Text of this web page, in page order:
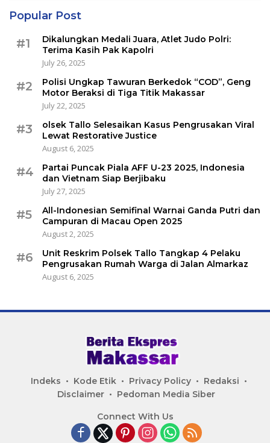
Popular Post
#1
Dikalungkan Medali Juara, Atlet Judo Polri:
Terima Kasih Pak Kapolri
July 26, 2025
#2
Polisi Ungkap Tawuran Berkedok “COD”, Geng
Motor Beraksi di Tiga Titik Makassar
July 22, 2025
#3
olsek Tallo Selesaikan Kasus Pengrusakan Viral
Lewat Restorative Justice
August 6, 2025
#4
Partai Puncak Piala AFF U-23 2025, Indonesia
dan Vietnam Siap Berjibaku
July 27, 2025
#5
All-Indonesian Semifinal Warnai Ganda Putri dan
Campuran di Macau Open 2025
August 2, 2025
#6
Unit Reskrim Polsek Tallo Tangkap 4 Pelaku
Pengrusakan Rumah Warga di Jalan Almarkaz
August 6, 2025
Indeks Kode Etik Privacy Policy
Redaksi
Disclaimer
Pedoman Media Siber
Connect With Us